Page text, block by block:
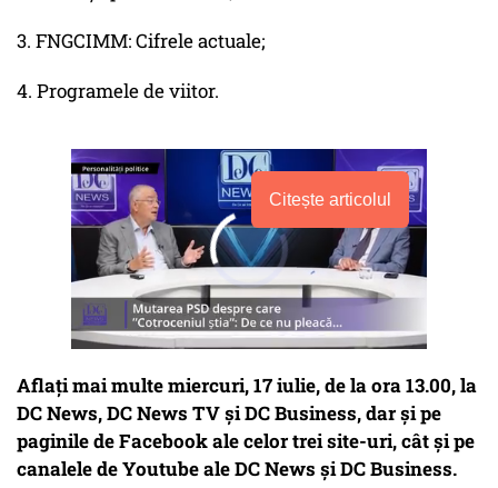
3. FNGCIMM: Cifrele actuale;
4. Programele de viitor.
Citește articolul
Aflați mai multe miercuri, 17 iulie, de la ora 13.00, la
DC News, DC News TV și DC Business, dar și pe
paginile de Facebook ale celor trei site-uri, cât și pe
canalele de Youtube ale DC News și DC Business.